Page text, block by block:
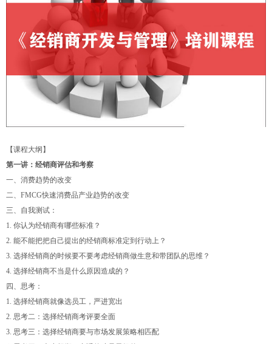
【课程大纲】
第一讲：经销商评估和考察
一、消费趋势的改变
二、FMCG快速消费品产业趋势的改变
三、自我测试：
1. 你认为经销商有哪些标准？
2. 能不能把把自己提出的经销商标准定到行动上？
3. 选择经销商的时候要不要考虑经销商做生意和带团队的思维？
4. 选择经销商不当是什么原因造成的？
四、思考：
1. 选择经销商就像选员工，严进宽出
2. 思考二：选择经销商考评要全面
3. 思考三：选择经销商要与市场发展策略相匹配